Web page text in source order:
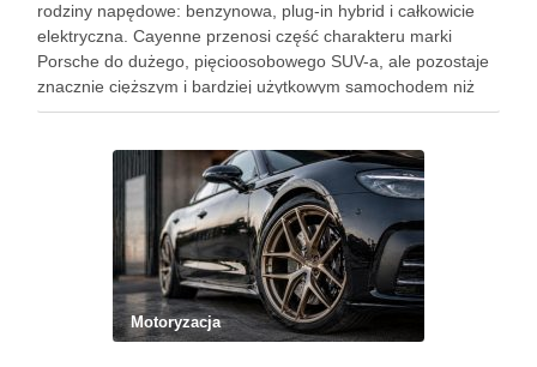
rodziny napędowe: benzynowa, plug-in hybrid i całkowicie
elektryczna. Cayenne przenosi część charakteru marki
Porsche do dużego, pięcioosobowego SUV-a, ale pozostaje
znacznie cięższym i bardziej użytkowym samochodem niż
911. Podobne wpisy Jak rozpoznać objawy uszkodzonego
Motoryzacja